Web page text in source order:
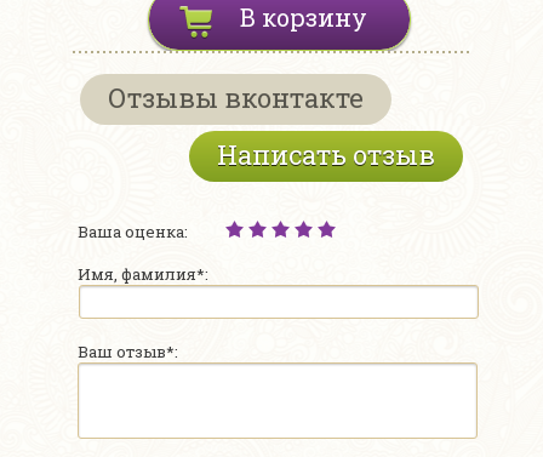
В корзину
Отзывы вконтакте
Написать отзыв
Ваша оценка:
Имя, фамилия*:
Ваш отзыв*: